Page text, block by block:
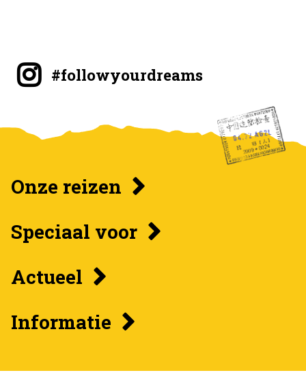
#followyourdreams
Onze reizen
Speciaal voor
Actueel
Informatie